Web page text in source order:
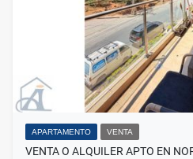
APARTAMENTO VENTA
VENTA O ALQUILER APTO EN